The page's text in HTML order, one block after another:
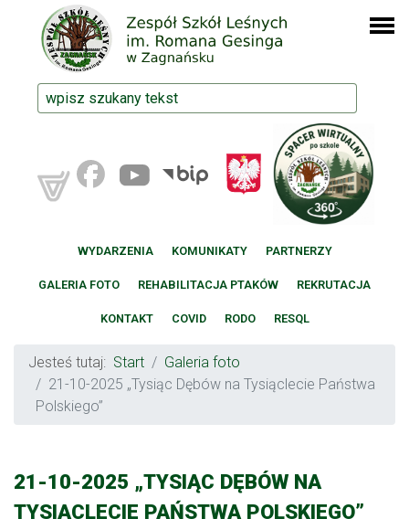
WYDARZENIA KOMUNIKATY PARTNERZY
GALERIA FOTO REHABILITACJA PTAKÓW REKRUTACJA
KONTAKT COVID RODO RESQL
Jesteś tutaj: Start
Galeria foto
21-10-2025 „Tysiąc Dębów na Tysiąclecie Państwa
Polskiego”
21-10-2025 „TYSIĄC DĘBÓW NA
TYSIĄCLECIE PAŃSTWA POLSKIEGO”